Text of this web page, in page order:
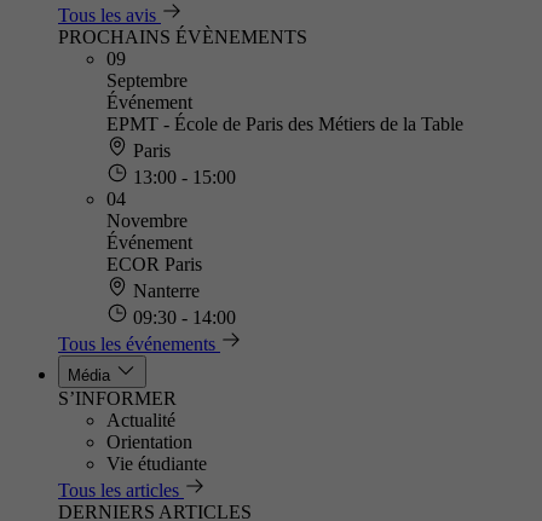
Tous les avis
PROCHAINS ÉVÈNEMENTS
09
Septembre
Événement
EPMT - École de Paris des Métiers de la Table
Paris
13:00 - 15:00
04
Novembre
Événement
ECOR Paris
Nanterre
09:30 - 14:00
Tous les événements
Média
S’INFORMER
Actualité
Orientation
Vie étudiante
Tous les articles
DERNIERS ARTICLES